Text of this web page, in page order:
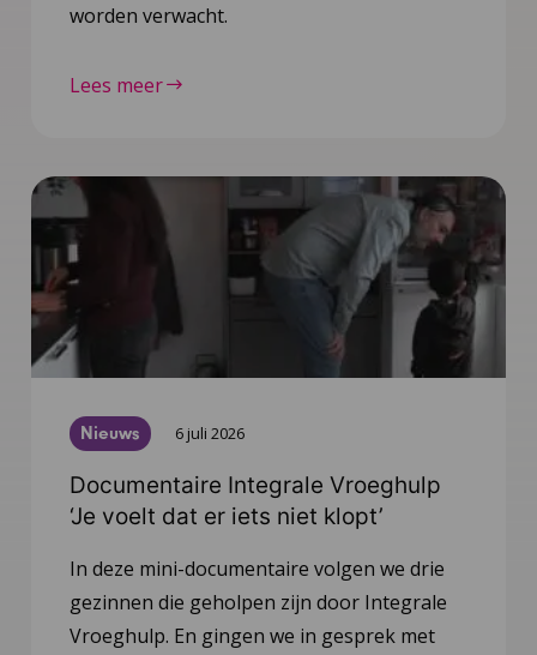
worden verwacht.
Lees meer
Nieuws 6 juli 2026
Documentaire Integrale Vroeghulp
‘Je voelt dat er iets niet klopt’
In deze mini-documentaire volgen we drie
gezinnen die geholpen zijn door Integrale
Vroeghulp. En gingen we in gesprek met